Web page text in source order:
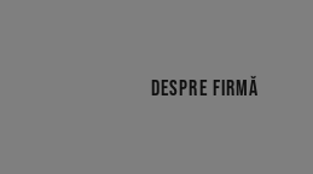
DESPRE FIRMĂ